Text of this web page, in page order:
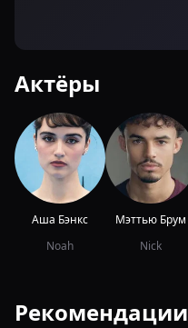
Актёры
Аша Бэнкс
Noah
Мэттью Брум
Nick
Рекомендации